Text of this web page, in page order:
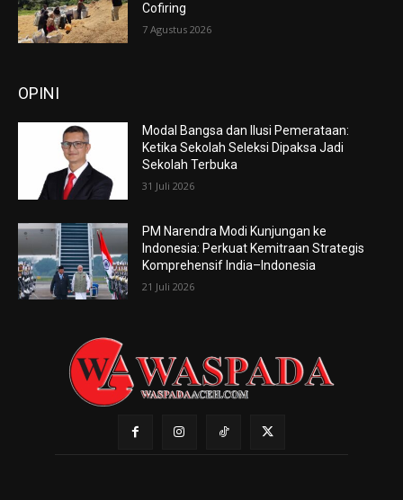
Cofiring
7 Agustus 2026
OPINI
Modal Bangsa dan Ilusi Pemerataan:
Ketika Sekolah Seleksi Dipaksa Jadi
Sekolah Terbuka
31 Juli 2026
PM Narendra Modi Kunjungan ke
Indonesia: Perkuat Kemitraan Strategis
Komprehensif India–Indonesia
21 Juli 2026